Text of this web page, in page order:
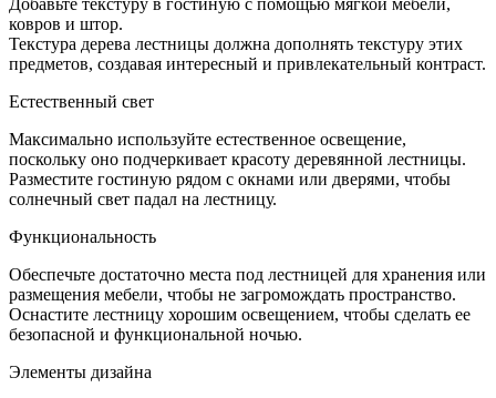
ковров и штор.
Текстура дерева лестницы должна дополнять текстуру этих
предметов, создавая интересный и привлекательный контраст.
Естественный свет
Максимально используйте естественное освещение,
поскольку оно подчеркивает красоту деревянной лестницы.
Разместите гостиную рядом с окнами или дверями, чтобы
солнечный свет падал на лестницу.
Функциональность
Обеспечьте достаточно места под лестницей для хранения или
размещения мебели, чтобы не загромождать пространство.
Оснастите лестницу хорошим освещением, чтобы сделать ее
безопасной и функциональной ночью.
Элементы дизайна